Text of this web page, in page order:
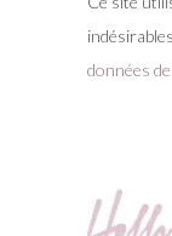
données